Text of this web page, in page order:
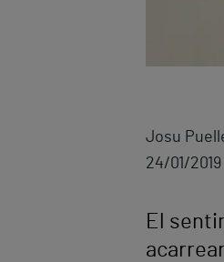
Josu
24/01/2019
El